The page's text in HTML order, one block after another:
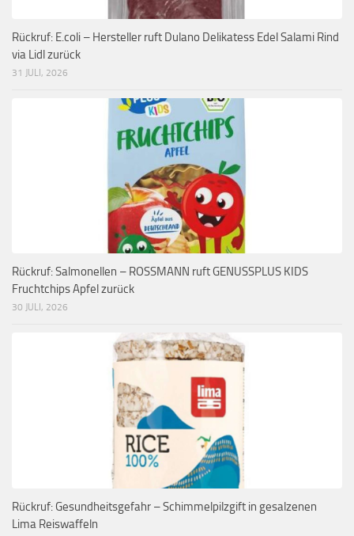
Rückruf: E.coli – Hersteller ruft Dulano Delikatess Edel Salami Rind
via Lidl zurück
31 JULI, 2026
Rückruf: Salmonellen – ROSSMANN ruft GENUSSPLUS KIDS
Fruchtchips Apfel zurück
30 JULI, 2026
Rückruf: Gesundheitsgefahr – Schimmelpilzgift in gesalzenen
Lima Reiswaffeln